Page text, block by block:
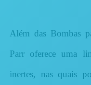
Além das Bombas
Parr oferece uma
inertes, nas quais